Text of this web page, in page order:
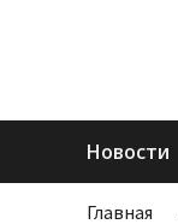
Новости
Главная